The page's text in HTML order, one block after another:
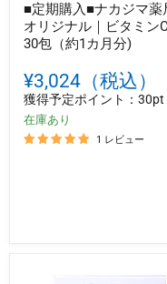
■定期購入■ナカジマ薬
オリジナル｜ビタミンC
30包（約1カ月分)
¥3,024（税込）
獲得予定ポイント：30pt
在庫あり
1 レビュー